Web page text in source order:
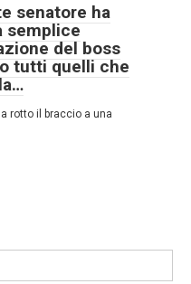
senatore ha
semplice
del boss
tutti quelli che
rotto il braccio a una